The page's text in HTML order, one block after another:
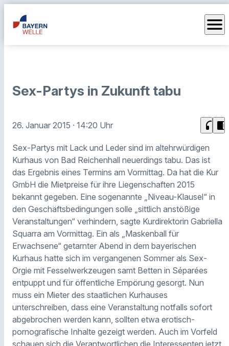
menu
Sex-Partys in Zukunft tabu
26. Januar 2015 · 14:20 Uhr headphones chrome_reader_mode
Sex-Partys mit Lack und Leder sind im altehrwürdigen
Kurhaus von Bad Reichenhall neuerdings tabu. Das ist
das Ergebnis eines Termins am Vormittag. Da hat die Kur
GmbH die Mietpreise für ihre Liegenschaften 2015
bekannt gegeben. Eine sogenannte „Niveau-Klausel“ in
den Geschäftsbedingungen solle „sittlich anstößige
Veranstaltungen“ verhindern, sagte Kurdirektorin Gabriella
Squarra am Vormittag. Ein als „Maskenball für
Erwachsene“ getarnter Abend in dem bayerischen
Kurhaus hatte sich im vergangenen Sommer als Sex-
Orgie mit Fesselwerkzeugen samt Betten in Séparées
entpuppt und für öffentliche Empörung gesorgt. Nun
muss ein Mieter des staatlichen Kurhauses
unterschreiben, dass eine Veranstaltung notfalls sofort
abgebrochen werden kann, sollten etwa erotisch-
pornografische Inhalte gezeigt werden. Auch im Vorfeld
schauen sich die Verantwortlichen die Interessenten jetzt